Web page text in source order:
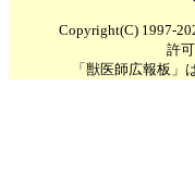
Copyright(C) 1997-
許
「獣医師広報板」